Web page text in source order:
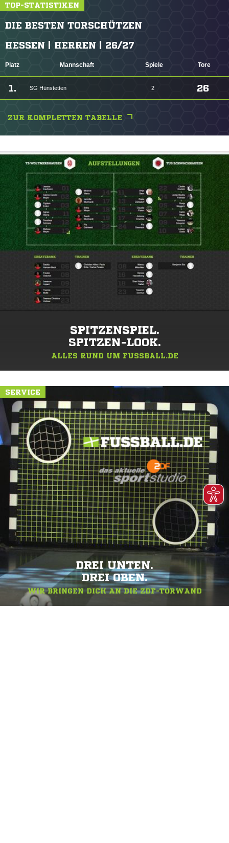
TOP-STATISTIKEN
DIE BESTEN TORSCHÜTZEN
HESSEN | HERREN | 26/27
Platz Mannschaft Spiele Tore
1. SG Hünstetten 2 26
ZUR KOMPLETTEN TABELLE
SPITZENSPIEL.
SPITZEN-LOOK.
ALLES RUND UM FUSSBALL.DE
SERVICE
DREI UNTEN.
DREI OBEN.
WIR BRINGEN DICH AN DIE ZDF-TORWAND